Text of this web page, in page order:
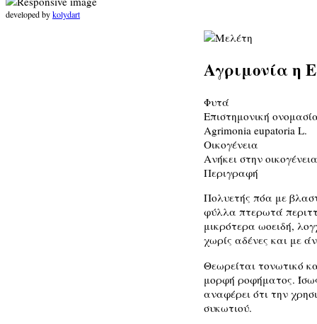
developed bykolydart
Αγριμονία η
Φυτά
Επιστημονική
Agrimonia eupatoria L.
Οικογένεια
Ανήκει στην
Περιγραφή
Πολυετής πόα με
φύλλα πτερωτά
μικρότερα ωοειδή,
χωρίς αδένες και με
Θεωρείται τονωτικό
μορφή ροφήματος.
αναφέρει ότι την
συκωτιού.